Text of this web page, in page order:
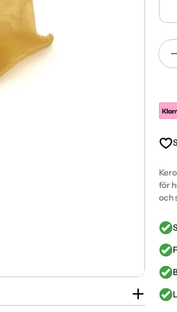
Antal
för
och